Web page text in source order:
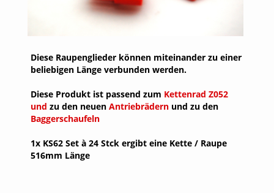
Diese Raupenglieder können miteinander zu einer
beliebigen Länge verbunden werden.
Diese Produkt ist passend zum Kettenrad Z052
und zu den neuen Antriebrädern und zu den
Baggerschaufeln
1x KS62 Set à 24 Stck ergibt eine Kette / Raupe
516mm Länge